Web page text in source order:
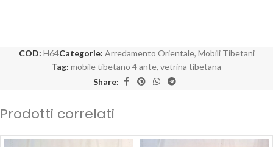
COD: H64Categorie: Arredamento Orientale, Mobili Tibetani
Tag: mobile tibetano 4 ante, vetrina tibetana
Share:
Prodotti correlati